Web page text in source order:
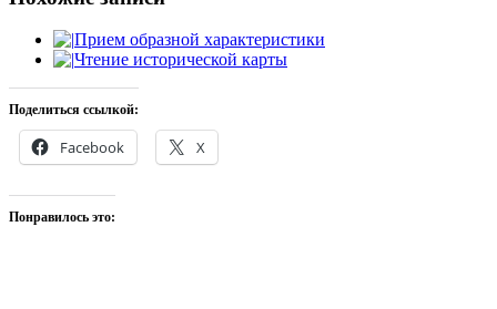
Прием образной характеристики
Чтение исторической карты
Поделиться ссылкой:
Facebook X
Понравилось это: